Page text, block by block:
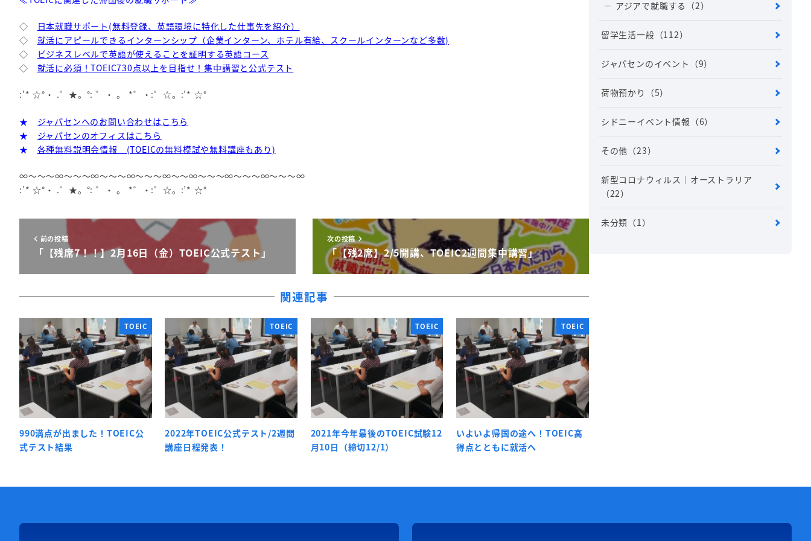
◇
日本就職サポート(無料登録、英語環境に特化した仕事先を紹介）
◇ 就活にアピールできるインターンシップ（企業インターン、ホテル有給、スクールインターンなど多数)
◇
ビジネスレベルで英語が使えることを証明する英語コース
◇ 就活に必須！TOEIC730点以上を目指せ！集中講習と公式テスト
:’* ☆°・ .゜★。°: ゜・ 。 *゜・:゜☆。:’* ☆°
★
ジャパセンへのお問い合わせはこちら
★
ジャパセンのオフィスはこちら
★
各種無料説明会情報 (TOEICの無料模試や無料講座もあり)
∞～～～∞～～～∞～～～∞～～～∞～～∞～～～∞～～～∞～～～∞
:’* ☆°・ .゜★。°: ゜・ 。 *゜・:゜☆。:’* ☆°
前の投稿
「【残席7！！】2月16日（金）TOEIC公式テスト」
次の投稿
「【残2席】2/5開講、TOEIC2週間集中講習」
関連記事
TOEIC
990満点が出ました！TOEIC公
式テスト結果
TOEIC
2022年TOEIC公式テスト/2週間
講座日程発表！
TOEIC
2021年今年最後のTOEIC試験12
月10日（締切12/1）
TOEIC
いよいよ帰国の途へ！TOEIC高
得点とともに就活へ
アジアで就職する （2）
留学生活一般 （112）
ジャパセンのイベント （9）
荷物預かり （5）
シドニーイベント情報 （6）
その他 （23）
新型コロナウィルス｜オーストラリア
（22）
未分類 （1）